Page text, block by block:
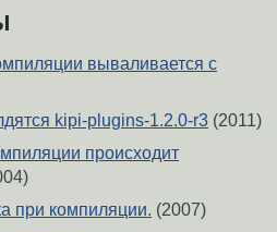
вываливается с
kipi-plugins-1.2.0-r3 (2011)
происходит
при компиляции. (2007)